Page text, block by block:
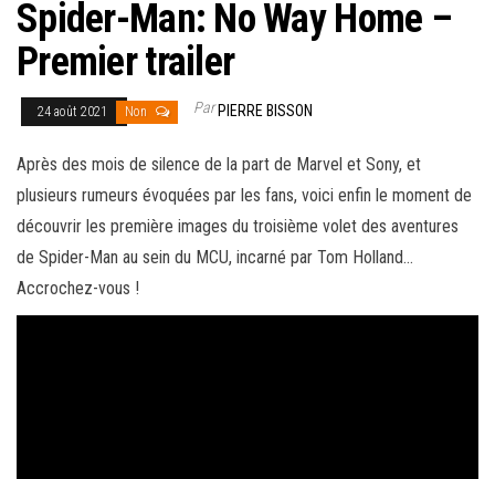
Spider-Man: No Way Home –
Premier trailer
24 août 2021 Non ParPIERRE BISSON
Après des mois de silence de la part de Marvel et Sony, et
plusieurs rumeurs évoquées par les fans, voici enfin le moment de
découvrir les première images du troisième volet des aventures
de Spider-Man au sein du MCU, incarné par Tom Holland…
Accrochez-vous !